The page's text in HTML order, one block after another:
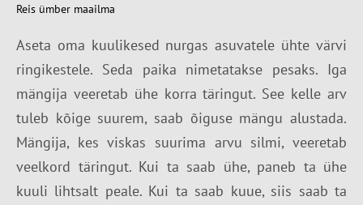
Reis ümber maailma
Aseta oma kuulikesed nurgas asuvatele ühte värvi
ringikestele. Seda paika nimetatakse pesaks. Iga
mängija veeretab ühe korra täringut. See kelle arv
tuleb kõige suurem, saab õiguse mängu alustada.
Mängija, kes viskas suurima arvu silmi, veeretab
veelkord täringut. Kui ta saab ühe, paneb ta ühe
kuuli lihtsalt peale. Kui ta saab kuue, siis saab ta